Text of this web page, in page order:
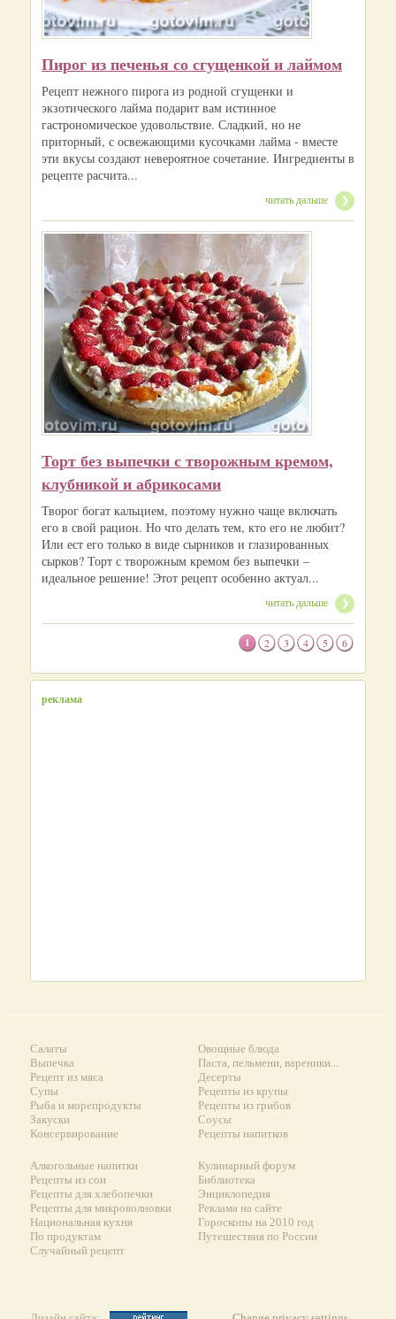
Пирог из печенья со сгущенкой и лаймом
Рецепт нежного пирога из родной сгущенки и
экзотического лайма подарит вам истинное
гастрономическое удовольствие. Сладкий, но не
приторный, с освежающими кусочками лайма - вместе
эти вкусы создают невероятное сочетание. Ингредиенты в
рецепте расчита...
читать дальше
Торт без выпечки с творожным кремом,
клубникой и абрикосами
Творог богат кальцием, поэтому нужно чаще включать
его в свой рацион. Но что делать тем, кто его не любит?
Или ест его только в виде сырников и глазированных
сырков? Торт с творожным кремом без выпечки –
идеальное решение! Этот рецепт особенно актуал...
читать дальше
1 2 3 4 5 6
реклама
Салаты
Выпечка
Рецепт из мяса
Супы
Рыба и морепродукты
Закуски
Консервирование
Овощные блюда
Паста, пельмени, вареники...
Десерты
Рецепты из крупы
Рецепты из грибов
Соусы
Рецепты напитков
Алкогольные напитки
Рецепты из сои
Рецепты для хлебопечки
Рецепты для микроволновки
Национальная кухня
По продуктам
Случайный рецепт
Кулинарный форум
Библиотека
Энциклопедия
Реклама на сайте
Гороскопы на 2010 год
Путешествия по России